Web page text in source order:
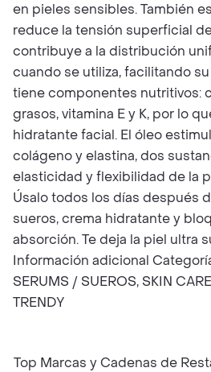
en pieles sensibles. También
reduce la tensión superficial
contribuye a la distribución
cuando se utiliza, facilitando
tiene componentes nutritivos:
grasos, vitamina E y K, por lo
hidratante facial. El óleo
colágeno y elastina, dos
elasticidad y flexibilidad de la
Úsalo todos los días después
sueros, crema hidratante y
absorción. Te deja la piel ultra
Información adicional
SERUMS / SUEROS, SKIN
TRENDY
Top Marcas y Cadenas de